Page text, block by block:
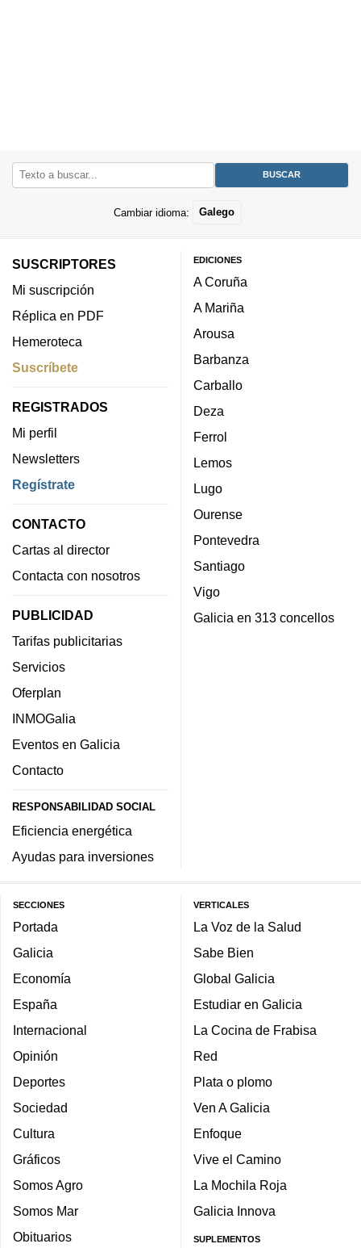
Cambiar idioma: Galego
SUSCRIPTORES
Mi suscripción
Réplica en PDF
Hemeroteca
Suscríbete
REGISTRADOS
Mi perfil
Newsletters
Regístrate
CONTACTO
Cartas al director
Contacta con nosotros
PUBLICIDAD
Tarifas publicitarias
Servicios
Oferplan
INMOGalia
Eventos en Galicia
Contacto
RESPONSABILIDAD SOCIAL
Eficiencia energética
Ayudas para inversiones
EDICIONES
A Coruña
A Mariña
Arousa
Barbanza
Carballo
Deza
Ferrol
Lemos
Lugo
Ourense
Pontevedra
Santiago
Vigo
Galicia en 313 concellos
SECCIONES
Portada
Galicia
Economía
España
Internacional
Opinión
Deportes
Sociedad
Cultura
Gráficos
Somos Agro
Somos Mar
Obituarios
VERTICALES
La Voz de la Salud
Sabe Bien
Global Galicia
Estudiar en Galicia
La Cocina de Frabisa
Red
Plata o plomo
Ven A Galicia
Enfoque
Vive el Camino
La Mochila Roja
Galicia Innova
SUPLEMENTOS